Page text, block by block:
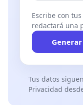
Escribe con
redactará una
Tus datos
Privacidad